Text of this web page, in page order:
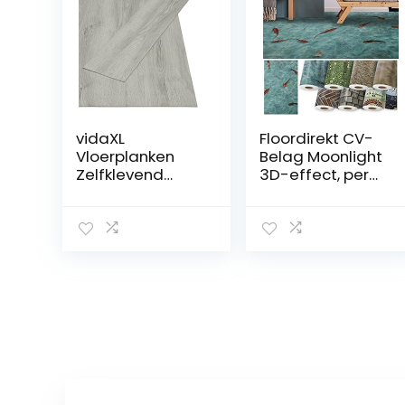
vidaXL
Vloerplanken
Zelfklevend
Planken
Floordirekt CV-
Belag Moonlight
3D-effect, per
lengte op maat,